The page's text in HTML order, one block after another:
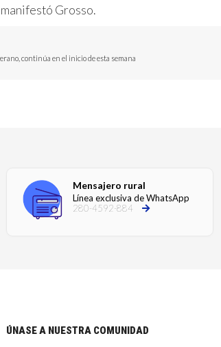
manifestó Grosso.
continúa en el inicio de esta semana
Mensajero rural
Línea exclusiva de WhatsApp
280-4592-884
ÚNASE A NUESTRA COMUNIDAD